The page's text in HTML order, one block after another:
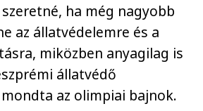
ha még nagyobb
az állatvédelemre és a
miközben anyagilag is
állatvédő
az olimpiai bajnok.